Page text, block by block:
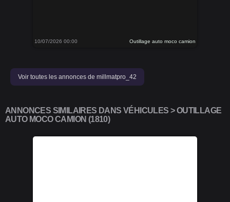
10/07/2026 00:00 Outillage auto moco camion
Voir toutes les annonces de millmatpro_42
ANNONCES SIMILAIRES DANS VÉHICULES > OUTILLAGE
AUTO MOCO CAMION (1810)